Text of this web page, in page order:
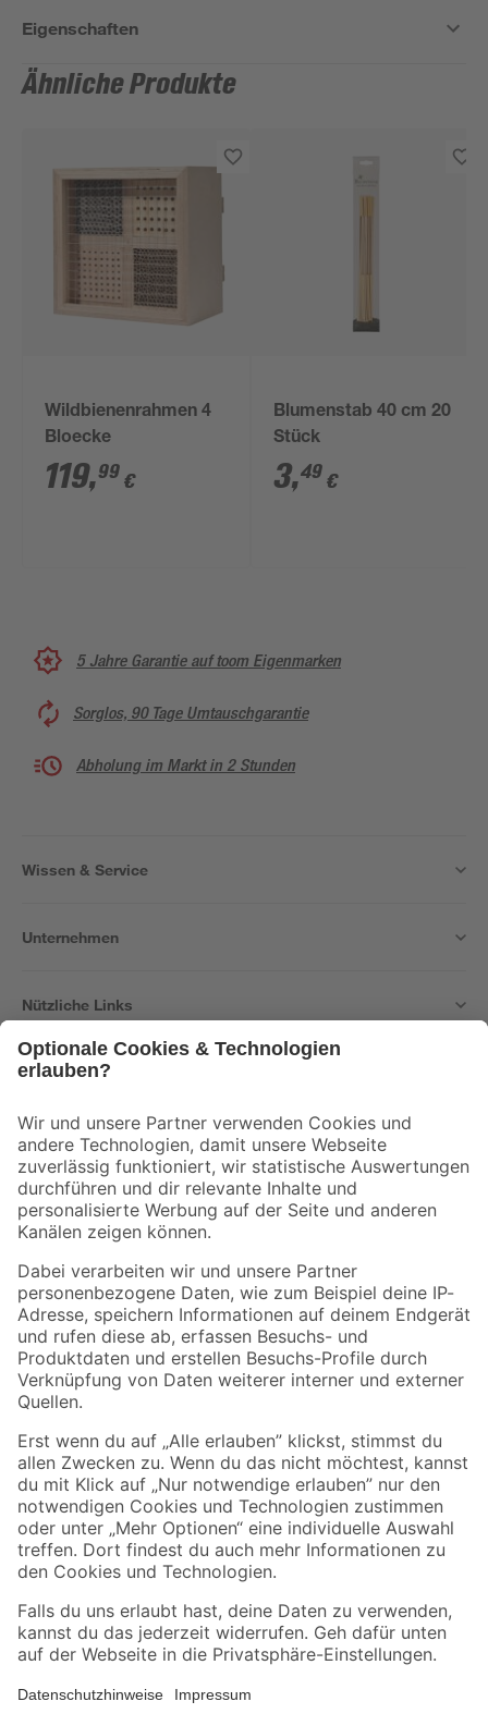
Eigenschaften
Ähnliche Produkte
Wildbienenrahmen 4
Bloecke
119,99 €
Blumenstab 40 cm 20
Stück
3,49 €
5 Jahre Garantie auf toom Eigenmarken
Sorglos, 90 Tage Umtauschgarantie
Abholung im Markt in 2 Stunden
Wissen & Service
Unternehmen
Nützliche Links
Der toom Newsletter: Keine Angebote und Aktionen mehr verpassen!
Zur Newsletter Anmeldung
Folge uns
Zahlungsarten Versandarten
Sicher einkaufen
Jetzt die toom-App herunterladen
Alle Preisangaben in EUR inkl. gesetzl. MwSt.. Die dargestellten Angebote sind unter
Umständen nicht in allen Märkten verfügbar. Die angegebenen Verfügbarkeiten beziehen
Produkte nur solange der Vorrat reicht.
*Paketversand ab 59 € versandkostenfrei, gilt nicht für Artikel mit Speditionsversand, hier